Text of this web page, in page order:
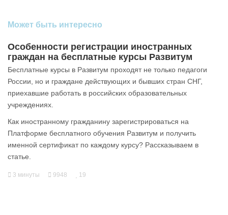
Может быть интересно
Особенности регистрации иностранных
граждан на бесплатные курсы Развитум
Бесплатные курсы в Развитум проходят не только педагоги
России, но и граждане действующих и бывших стран СНГ,
приехавшие работать в российских образовательных
учреждениях.
Как иностранному гражданину зарегистрироваться на
Платформе бесплатного обучения Развитум и получить
именной сертификат по каждому курсу? Рассказываем в
статье.
3 минуты 9948 19